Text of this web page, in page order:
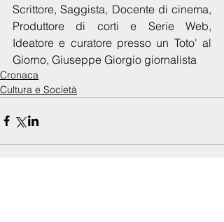
Scrittore, Saggista, Docente di cinema,
Produttore di corti e Serie Web,
Ideatore e curatore presso un Toto' al
Giorno, Giuseppe Giorgio giornalista
Cronaca
Cultura e Società